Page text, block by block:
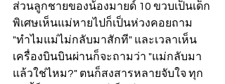
ส่วนลูกชายของน้องมายด์ 10 ขวบเป็นเด็ก
พิเศษเห็นแม่หายไปก็เป็นห่วงคอยถาม
"ทำไมแม่ไม่กลับมาสักที" และเวลาเห็น
เครื่องบินบินผ่านก็จะถามว่า "แม่กลับมา
แล้วใช่ไหม?" ตนก็สงสารหลายจับใจ ทุก